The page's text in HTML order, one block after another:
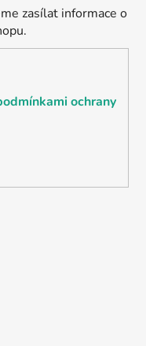
zasílat informace o
ochrany